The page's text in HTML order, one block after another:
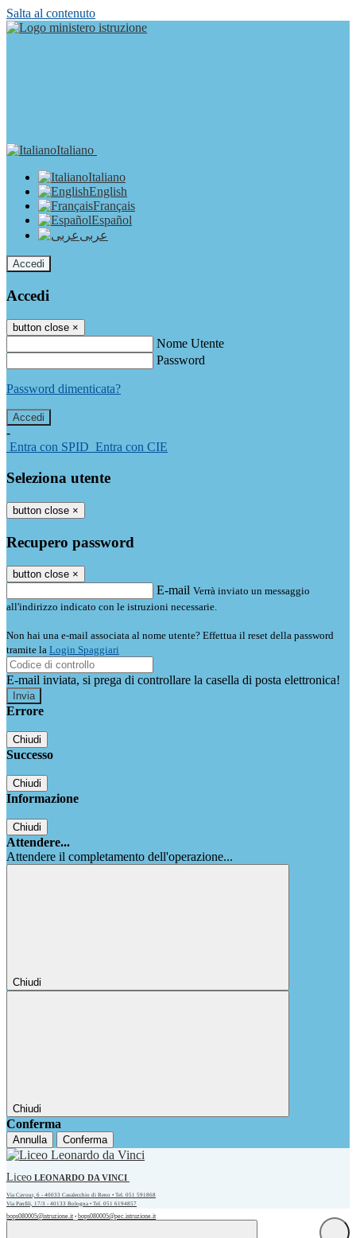
Salta al contenuto
Italiano
Italiano
English
Français
Español
عربى
Accedi
Accedi
button close ×
Nome Utente
Password
Password dimenticata?
-
Entra con SPID Entra con CIE
Seleziona utente
button close ×
Recupero password
button close ×
E-mail Verrà inviato un messaggio
all'indirizzo indicato con le istruzioni necessarie.
Non hai una e-mail associata al nome utente? Effettua il reset della password
tramite la Login Spaggiari
E-mail inviata, si prega di controllare la casella di posta elettronica!
Errore
Chiudi
Successo
Chiudi
Informazione
Chiudi
Attendere...
Attendere il completamento dell'operazione...
Chiudi
Chiudi
Conferma
Annulla Conferma
Liceo LEONARDO DA VINCI
Via Cavour, 6 - 40033 Casalecchio di Reno • Tel. 051 591868
Via Panfili, 17/3 - 40133 Bologna • Tel. 051 6194857
bops080005@istruzione.it • bops080005@pec.istruzione.it